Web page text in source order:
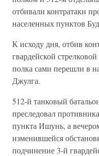
отбивали контратаки
населенных пунктов
К исходу дня, отбив
гвардейской
полка сами перешли в
Джулга.
512-й танковый
преследовал
пункта Ишунь, а
изменившейся
подчинение 3-й